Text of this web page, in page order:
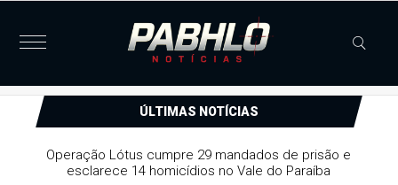
ÚLTIMAS NOTÍCIAS
Justiça concede liberdade provisória a suspeito de série
de furtos e arrombamentos em Patos